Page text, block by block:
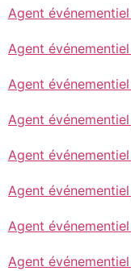
Agent
Agent
Agent
Agent
Agent
Agent
Agent
Agent